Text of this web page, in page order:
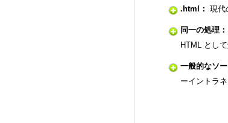
.html： 現代
同一の処理：
HTML とし
一般的なソー
ーイントラ